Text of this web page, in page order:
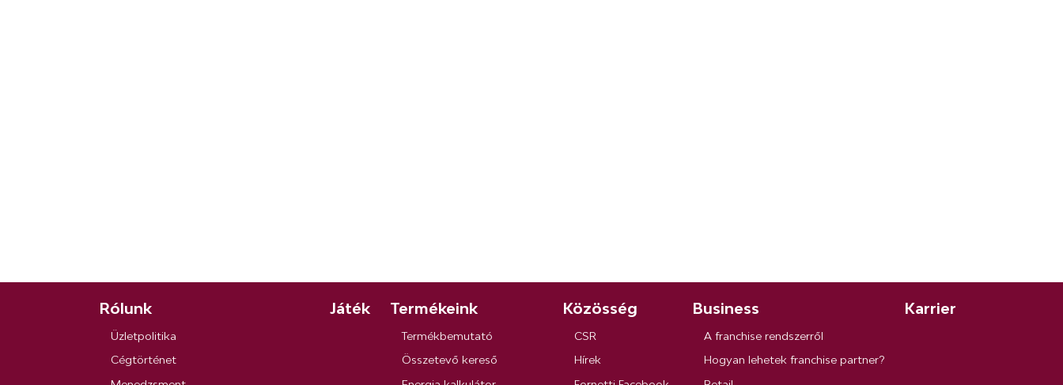
Rólunk
Üzletpolitika
Cégtörténet
Játék Termékeink
Termékbemutató
Összetevő kereső
Közösség
CSR
Hírek
Business
A franchise rendszerről
Hogyan lehetek franchise partner?
Karrier